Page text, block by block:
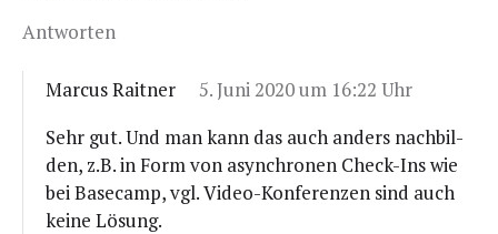
Antworten
Marcus Raitner
5. Juni 2020 um 16:22 Uhr
Sehr gut. Und man kann das auch anders nach­bil­
den, z.B. in Form von asyn­chro­nen Check-Ins wie
bei Base­camp, vgl. Video-Kon­fe­ren­zen sind auch
kei­ne Lösung.